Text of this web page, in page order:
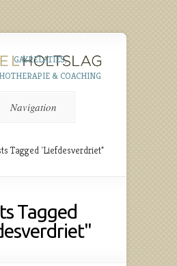
GAYRELATIES,
& COACHING
Navigation
Tagged"Liefdesverdriet"
Tagged